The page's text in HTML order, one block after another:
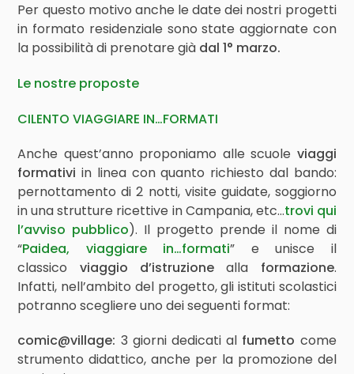
Per questo motivo anche le date dei nostri progetti
in formato residenziale sono state aggiornate con
la possibilità di prenotare già dal 1° marzo.
Le nostre proposte
CILENTO VIAGGIARE IN…FORMATI
Anche quest’anno proponiamo alle scuole viaggi
formativi in linea con quanto richiesto dal bando:
pernottamento di 2 notti, visite guidate, soggiorno
in una strutture ricettive in Campania, etc…trovi qui
l’avviso pubblico). Il progetto prende il nome di
“Paidea, viaggiare in…formati” e unisce il
classico viaggio d’istruzione alla formazione.
Infatti, nell’ambito del progetto, gli istituti scolastici
potranno scegliere uno dei seguenti format:
comic@village: 3 giorni dedicati al fumetto come
strumento didattico, anche per la promozione del